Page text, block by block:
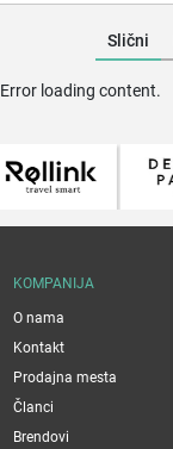
Slični
Error loading content.
KOMPANIJA
O nama
Kontakt
Prodajna mesta
Članci
Brendovi